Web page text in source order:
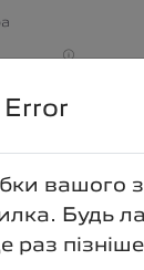
вашого
Будь
раз